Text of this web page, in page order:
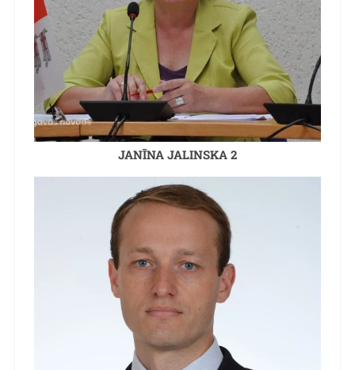
JANĪNA JALINSKA 2